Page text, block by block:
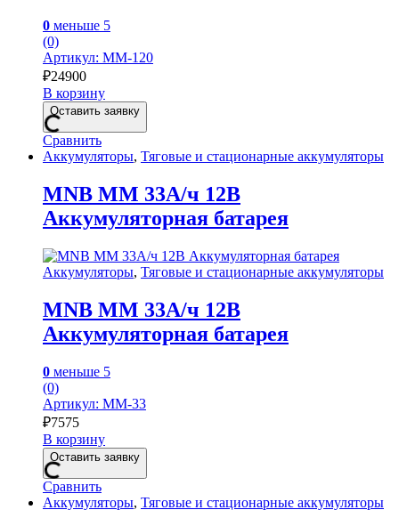
0 меньше 5
(0)
Артикул: MM-120
₽24900
В корзину
Оставить заявку
Сравнить
Аккумуляторы, Тяговые и стационарные аккумуляторы
MNB MM 33А/ч 12В
Аккумуляторная батарея
Аккумуляторы, Тяговые и стационарные аккумуляторы
MNB MM 33А/ч 12В
Аккумуляторная батарея
0 меньше 5
(0)
Артикул: MM-33
₽7575
В корзину
Оставить заявку
Сравнить
Аккумуляторы, Тяговые и стационарные аккумуляторы